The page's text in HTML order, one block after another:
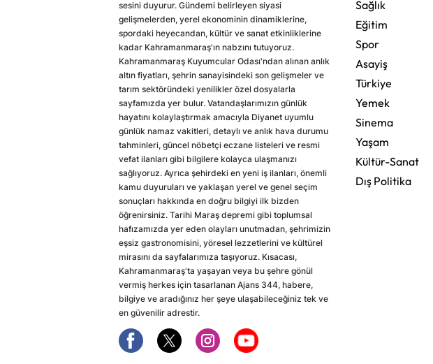
sesini duyurur. Gündemi belirleyen siyasi
gelişmelerden, yerel ekonominin dinamiklerine,
spordaki heyecandan, kültür ve sanat etkinliklerine
kadar Kahramanmaraş'ın nabzını tutuyoruz.
Kahramanmaraş Kuyumcular Odası'ndan alınan anlık
altın fiyatları, şehrin sanayisindeki son gelişmeler ve
tarım sektöründeki yenilikler özel dosyalarla
sayfamızda yer bulur. Vatandaşlarımızın günlük
hayatını kolaylaştırmak amacıyla Diyanet uyumlu
günlük namaz vakitleri, detaylı ve anlık hava durumu
tahminleri, güncel nöbetçi eczane listeleri ve resmi
vefat ilanları gibi bilgilere kolayca ulaşmanızı
sağlıyoruz. Ayrıca şehirdeki en yeni iş ilanları, önemli
kamu duyuruları ve yaklaşan yerel ve genel seçim
sonuçları hakkında en doğru bilgiyi ilk bizden
öğrenirsiniz. Tarihi Maraş depremi gibi toplumsal
hafızamızda yer eden olayları unutmadan, şehrimizin
eşsiz gastronomisini, yöresel lezzetlerini ve kültürel
mirasını da sayfalarımıza taşıyoruz. Kısacası,
Kahramanmaraş'ta yaşayan veya bu şehre gönül
vermiş herkes için tasarlanan Ajans 344, habere,
bilgiye ve aradığınız her şeye ulaşabileceğiniz tek ve
en güvenilir adrestir.
Sağlık
Eğitim
Spor
Asayiş
Türkiye
Yemek
Sinema
Yaşam
Kültür-Sanat
Dış Politika